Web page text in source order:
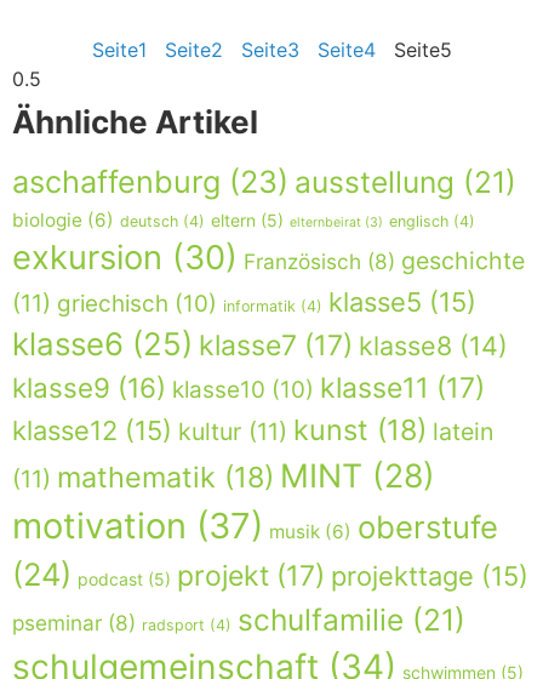
Seite1 Seite2 Seite3 Seite4 Seite5
Ähnliche Artikel
aschaffenburg (23) ausstellung (21)
biologie (6) deutsch (4) eltern (5) elternbeirat (3) englisch (4)
exkursion (30) Französisch (8) geschichte
(11) griechisch (10) informatik (4) klasse5 (15)
klasse6 (25) klasse7 (17) klasse8 (14)
klasse9 (16) klasse10 (10) klasse11 (17)
klasse12 (15) kultur (11) kunst (18) latein
(11) mathematik (18) MINT (28)
motivation (37) musik (6) oberstufe
(24) podcast (5) projekt (17) projekttage (15)
pseminar (8) radsport (4) schulfamilie (21)
schulgemeinschaft (34) schwimmen (5)